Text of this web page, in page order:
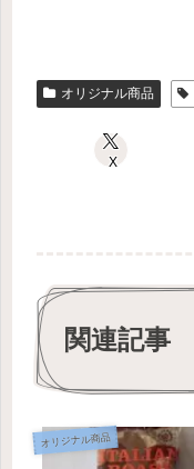
オリジナル商品
X
関連記事
オリジナル商品